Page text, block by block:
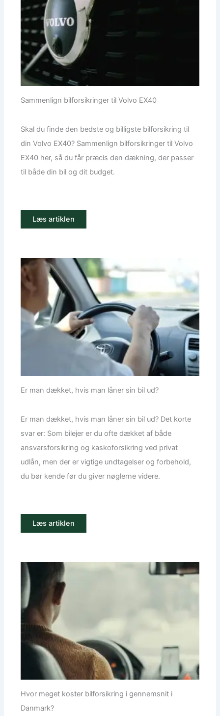
Sammenlign bilforsikringer til Volvo EX40
Skal du finde den bedste og billigste bilforsikring til
din Volvo EX40? Sammenlign bilforsikringer til Volvo
EX40 her, så du får præcis den dækning, der passer
til både din bil og dit budget.
Læs artiklen
Er man dækket, hvis man låner sin bil ud?
Er man dækket, hvis man låner sin bil ud? Det korte
svar er: Som bilejer er du ofte dækket af både
ansvarsforsikring og kaskoforsikring ved privat
udlån, men der er vigtige undtagelser og forbehold,
du bør kende før du giver nøglerne videre.
Læs artiklen
Hvor meget koster bilforsikring i gennemsnit i
Danmark?